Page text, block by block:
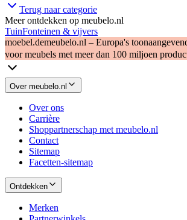
Terug naar categorie
Meer ontdekken op meubelo.nl
TuinFonteinen & vijvers
moebel.demeubelo.nl – Europa's
voor meubels met meer dan 100 miljoen
Over meubelo.nl
Over ons
Carrière
Shoppartnerschap met meubelo.nl
Contact
Sitemap
Facetten-sitemap
Ontdekken
Merken